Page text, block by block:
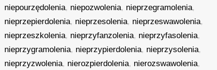
niepourzędolenia, niepozwolenia, nieprzegramolenia,
nieprzepierdolenia, nieprzesolenia, nieprzeswawolenia,
nieprzeszkolenia, nieprzyfanzolenia, nieprzyfasolenia,
nieprzygramolenia, nieprzypierdolenia, nieprzysolenia,
nieprzyzwolenia, nierozpierdolenia, nierozswawolenia,